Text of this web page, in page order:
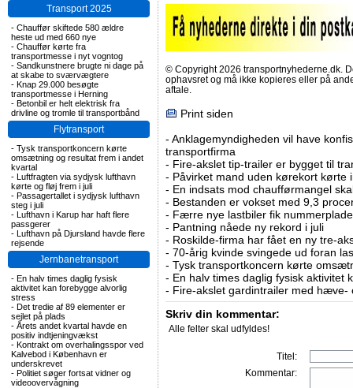
Transport 2025
- Chauffør skiftede 580 ældre
heste ud med 660 nye
- Chauffør kørte fra
transportmesse i nyt vogntog
- Sandkunstnere brugte ni dage på
at skabe to sværvægtere
- Knap 29.000 besøgte
transportmesse i Herning
- Betonbil er helt elektrisk fra
drivline og tromle til transportbånd
Flytransport
- Tysk transportkoncern kørte
omsætning og resultat frem i andet
kvartal
- Luftfragten via sydjysk lufthavn
kørte og fløj frem i juli
- Passagertallet i sydjysk lufthavn
steg i juli
- Lufthavn i Karup har haft flere
passgerer
- Lufthavn på Djursland havde flere
rejsende
Jernbanetransport
- En halv times daglig fysisk
aktivitet kan forebygge alvorlig
stress
- Det tredie af 89 elementer er
sejlet på plads
- Årets andet kvartal havde en
positiv indtjeningvækst
- Kontrakt om overhalingsspor ved
Kalvebod i København er
underskrevet
- Politiet søger fortsat vidner og
videoovervågning
© Copyright 2026 transportnyhederne.dk.
ophavsret og må ikke kopieres eller på
aftale.
Print siden
- Anklagemyndigheden vil have
transportfirma
- Fire-akslet tip-trailer er bygget til
- Påvirket mand uden kørekort kørte
- En indsats mod chaufførmangel
- Bestanden er vokset med 9,3
- Færre nye lastbiler fik
- Pantning nåede ny rekord i juli
- Roskilde-firma har fået en ny tre-
- 70-årig kvinde svingede ud foran
- Tysk transportkoncern kørte
- En halv times daglig fysisk aktivitet
- Fire-akslet gardintrailer med hæve-
Skriv din kommentar:
Alle felter skal udfyldes!
Titel:
Kommentar: